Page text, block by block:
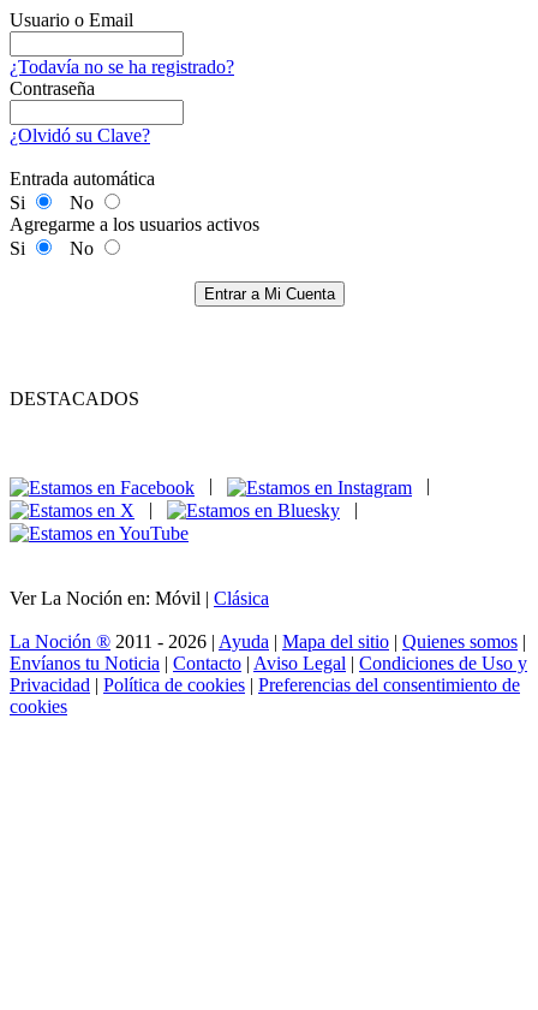
Usuario o Email
¿Todavía no se ha registrado?
Contraseña
¿Olvidó su Clave?
Entrada automática
Si
No
Agregarme a los usuarios activos
Si
No
Entrar a Mi Cuenta
DESTACADOS
|
|
Ver La Noción en: Móvil | Clásica
La Noción ® 2011 - 2026 | Ayuda | Mapa del sitio | Quienes somos |
Envíanos tu Noticia | Contacto | Aviso Legal | Condiciones de Uso y
Privacidad | Política de cookies | Preferencias del consentimiento de
cookies